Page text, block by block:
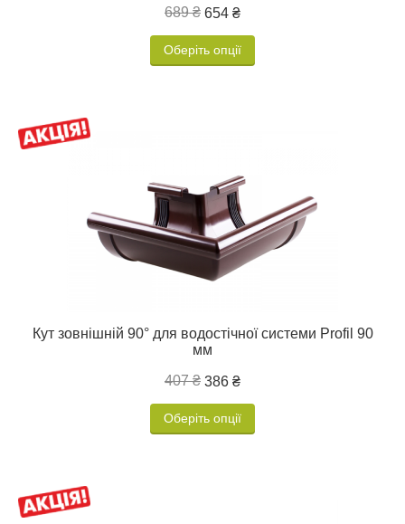
689 ₴ 654 ₴
Оберіть опції
Кут зовнішній 90° для водостічної системи Profil 90
мм
407 ₴ 386 ₴
Оберіть опції